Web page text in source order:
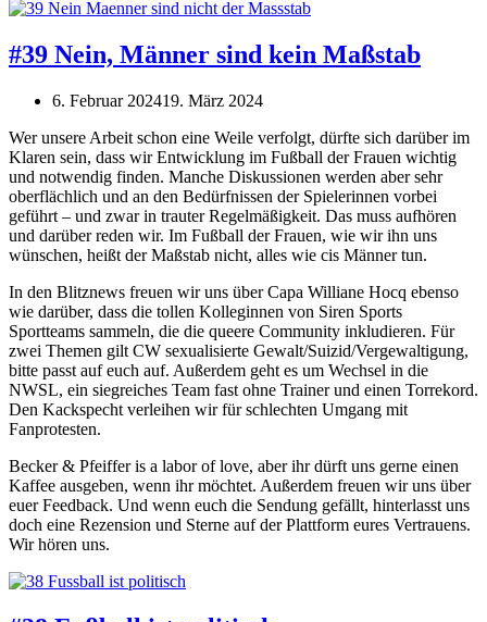
#39 Nein, Männer sind kein Maßstab
6. Februar 202419. März 2024
Wer unsere Arbeit schon eine Weile verfolgt, dürfte sich darüber im
Klaren sein, dass wir Entwicklung im Fußball der Frauen wichtig
und notwendig finden. Manche Diskussionen werden aber sehr
oberflächlich und an den Bedürfnissen der Spielerinnen vorbei
geführt – und zwar in trauter Regelmäßigkeit. Das muss aufhören
und darüber reden wir. Im Fußball der Frauen, wie wir ihn uns
wünschen, heißt der Maßstab nicht, alles wie cis Männer tun.
In den Blitznews freuen wir uns über Capa Williane Hocq ebenso
wie darüber, dass die tollen Kolleginnen von Siren Sports
Sportteams sammeln, die die queere Community inkludieren. Für
zwei Themen gilt CW sexualisierte Gewalt/Suizid/Vergewaltigung,
bitte passt auf euch auf. Außerdem geht es um Wechsel in die
NWSL, ein siegreiches Team fast ohne Trainer und einen Torrekord.
Den Kackspecht verleihen wir für schlechten Umgang mit
Fanprotesten.
Becker & Pfeiffer is a labor of love, aber ihr dürft uns gerne einen
Kaffee ausgeben, wenn ihr möchtet. Außerdem freuen wir uns über
euer Feedback. Und wenn euch die Sendung gefällt, hinterlasst uns
doch eine Rezension und Sterne auf der Plattform eures Vertrauens.
Wir hören uns.